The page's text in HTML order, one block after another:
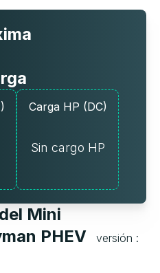
Carga HP (DC)
Sin cargo HP
Mini
PHEV
versión :